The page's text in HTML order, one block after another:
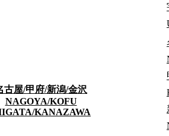
古屋/甲府/新潟/金沢
NAGOYA/KOFU
KANAZAWA
우시고메 야나기마치」역 도보 약 7분
・洋室9.37～10.5㎡(シェアルーム専有